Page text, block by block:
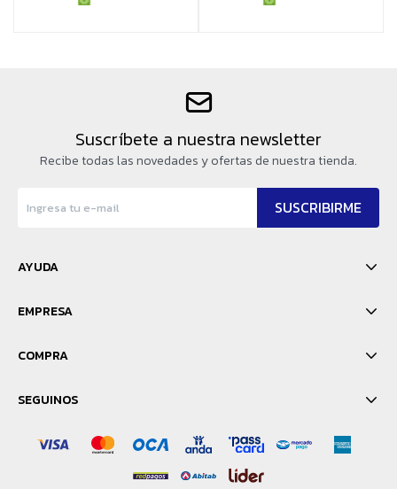
Suscríbete a nuestra newsletter
Recibe todas las novedades y ofertas de nuestra tienda.
SUSCRIBIRME
AYUDA
EMPRESA
COMPRA
SEGUINOS